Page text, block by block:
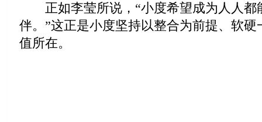
正如李莹所说，“小度希望成为人人都
伴。”这正是小度坚持以整合为前提、软
值所在。